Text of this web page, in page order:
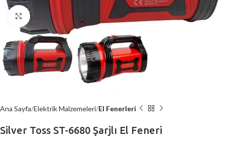
Büyütmek için tıklayın
Ana Sayfa Elektrik Malzemeleri El Fenerleri
Silver Toss ST-6680 Şarjlı El Feneri